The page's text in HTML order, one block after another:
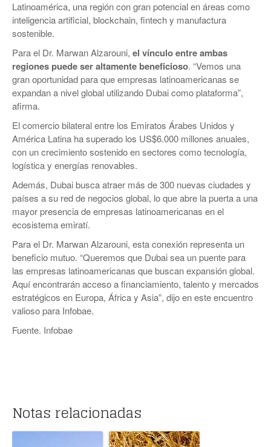
Latinoamérica, una región con gran potencial en áreas como
inteligencia artificial, blockchain, fintech y manufactura
sostenible.
Para el Dr. Marwan Alzarouni, el vínculo entre ambas
regiones puede ser altamente beneficioso. “Vemos una
gran oportunidad para que empresas latinoamericanas se
expandan a nivel global utilizando Dubai como plataforma”,
afirma.
El comercio bilateral entre los Emiratos Árabes Unidos y
América Latina ha superado los US$6.000 millones anuales,
con un crecimiento sostenido en sectores como tecnología,
logística y energías renovables.
Además, Dubai busca atraer más de 300 nuevas ciudades y
países a su red de negocios global, lo que abre la puerta a una
mayor presencia de empresas latinoamericanas en el
ecosistema emiratí.
Para el Dr. Marwan Alzarouni, esta conexión representa un
beneficio mutuo. “Queremos que Dubai sea un puente para
las empresas latinoamericanas que buscan expansión global.
Aquí encontrarán acceso a financiamiento, talento y mercados
estratégicos en Europa, África y Asia”, dijo en este encuentro
valioso para Infobae.
Fuente. Infobae
Notas relacionadas